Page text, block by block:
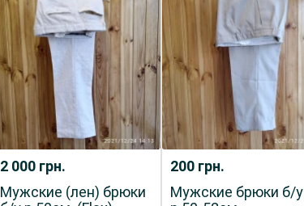
2 000 грн.
Мужские (лен) брюки
200 грн.
Мужские брюки б/у